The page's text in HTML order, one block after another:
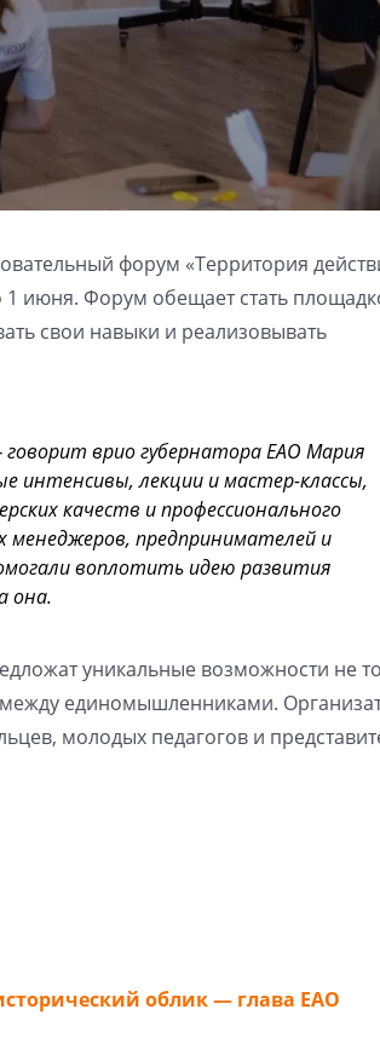
форум «Территория
июня. Форум обещает стать
свои навыки и реализовывать
врио губернатора ЕАО Мария
интенсивы, лекции и мастер-классы,
качеств и профессионального
менеджеров, предпринимателей и
воплотить идею развития
она.
уникальные возможности не
единомышленниками.
молодых педагогов и
облик — глава ЕАО